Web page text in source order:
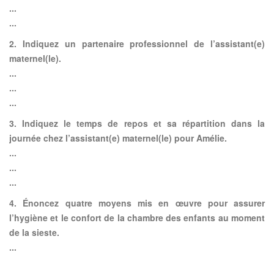
...
...
2. Indiquez un partenaire professionnel de l’assistant(e)
maternel(le).
...
...
...
3. Indiquez le temps de repos et sa répartition dans la
journée chez l’assistant(e) maternel(le) pour Amélie.
...
...
...
4. Énoncez quatre moyens mis en œuvre pour assurer
l’hygiène et le confort de la chambre des enfants au moment
de la sieste.
...